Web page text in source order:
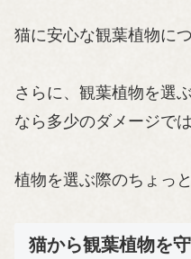
猫に安心な観葉植物に
さらに、観葉植物を選
なら多少のダメージで
植物を選ぶ際のちょっ
猫から観葉植物を